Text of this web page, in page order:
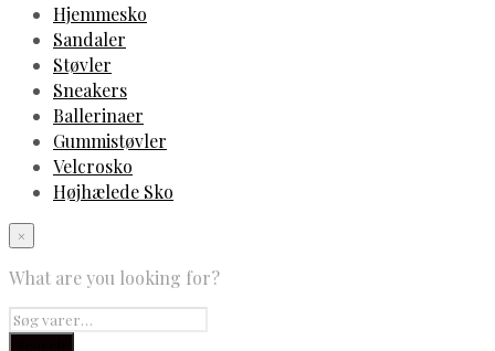
Hjemmesko
Sandaler
Støvler
Sneakers
Ballerinaer
Gummistøvler
Velcrosko
Højhælede Sko
×
What are you looking for?